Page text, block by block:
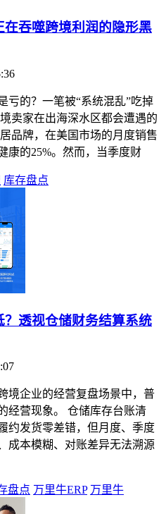
吞噬跨境利润的隐形黑
亏的？一笔被“系统混乱”吃掉
卖家在出海深水区都会遭遇的
品牌，在美国市场的月度销售
康的25%。然而，当季度财
库存盘点
？透视仓储财务结算系统
境企业的经营复盘场景中，普
经营现象。 仓储库存台账清
约发货零差错，但月度、季度
成本模糊、对账差异无法溯源
盘点 万里牛ERP 万里牛